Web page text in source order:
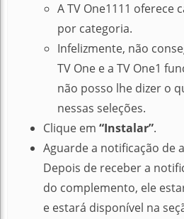
A TV One1111 oferece
por categoria.
Infelizmente, não
TV One e a TV One1
não posso lhe dizer o
nessas seleções.
Clique em “Instalar”.
Aguarde a notificação de
Depois de receber a
do complemento, ele
e estará disponível na